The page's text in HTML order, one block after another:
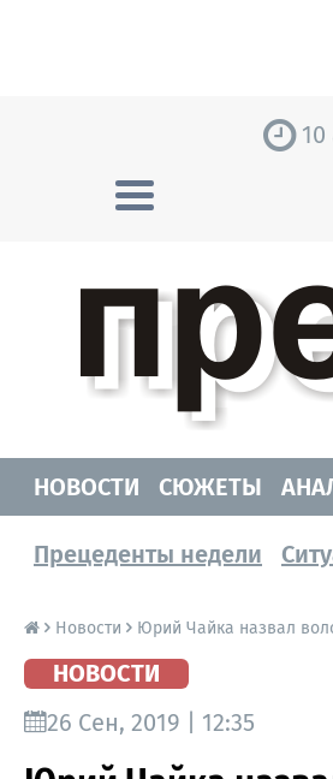
10
НОВОСТИ
СЮЖЕТЫ
Прецеденты недели
Новости Юрий Чайка назвал
НОВОСТИ
26 Сен, 2019 | 12:35